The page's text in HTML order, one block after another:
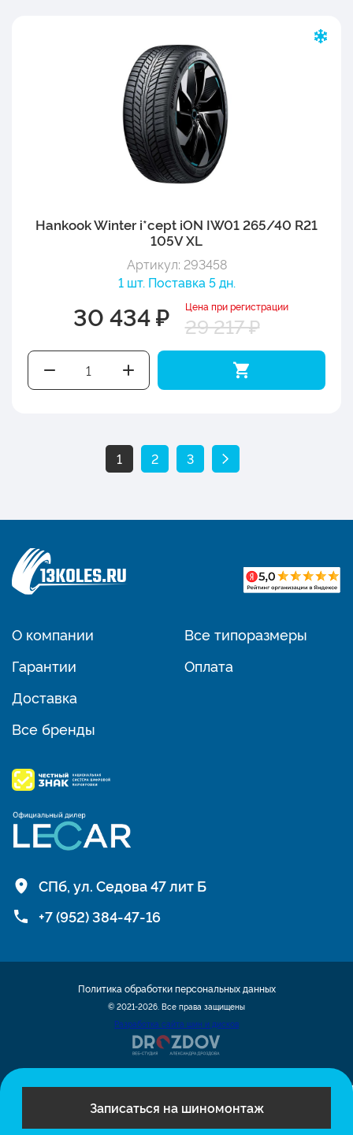
Записаться на шиномонтаж
Hankook Winter i*cept iON IW01 265/40 R21
105V XL
Артикул: 293458
1 шт. Поставка 5 дн.
30 434 ₽ Цена при регистрации
29 217 ₽
1 2 3
О компании
Гарантии
Доставка
Все бренды
Все типоразмеры
Оплата
СПб, ул. Седова 47 лит Б
+7 (952) 384-47-16
© 2021-2026. Все права защищены
Разработка сайта шин и дисков
Политика обработки персональных данных